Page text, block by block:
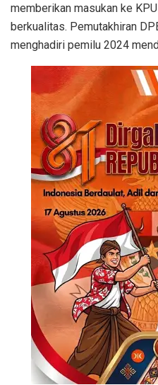
memberikan masukan ke
berkualitas. Pemutakhiran
menghadiri pemilu 2024